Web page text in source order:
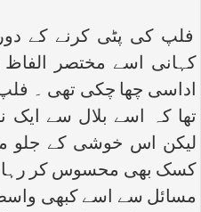
فلپ کی پٹی کرنے کے
کہانی اسے مختصر
اداسی چھا چکی تھی ۔
تھا کہ اسے بلال سے
لیکن اس خوشی کے جلو
کسک بھی محسوس کر رہا
مسائل سے اسے کبھی